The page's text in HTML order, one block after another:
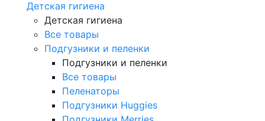
Детская гигиена
Детская гигиена
Все товары
Подгузники и пеленки
Подгузники и пеленки
Все товары
Пеленаторы
Подгузники Huggies